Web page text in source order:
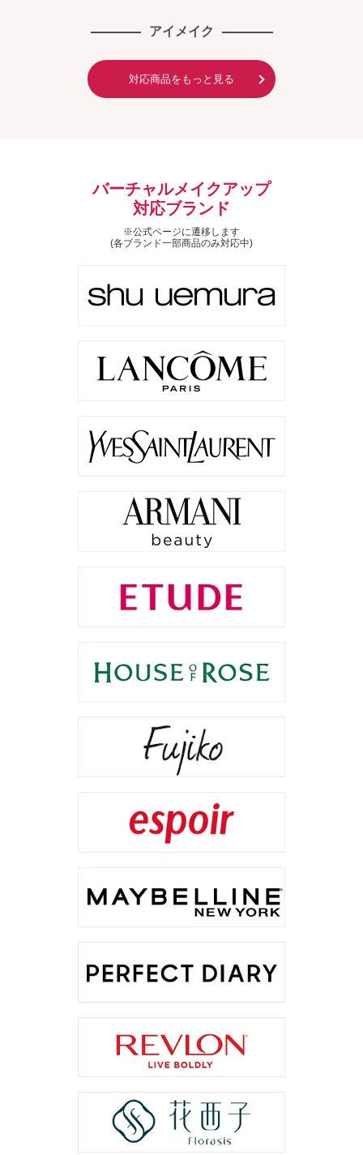
アイメイク
対応商品をもっと見る
バーチャルメイクアップ
対応ブランド
※公式ページに遷移します
(各ブランド一部商品のみ対応中)